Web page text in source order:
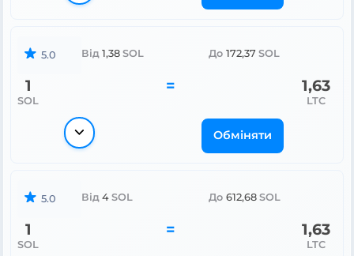
5.0 Від 1,38 SOL До 172,37 SOL
1
SOL
= 1,63
LTC
Обміняти
5.0 Від 4 SOL До 612,68 SOL
1
SOL
= 1,63
LTC